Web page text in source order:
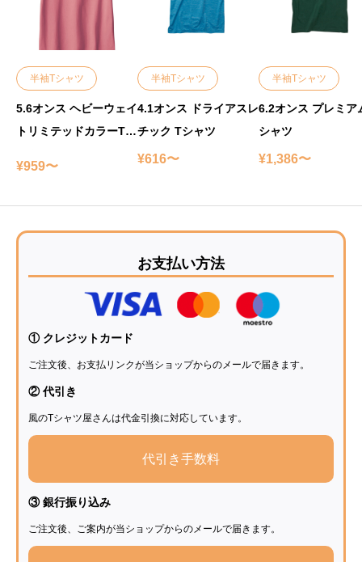
半袖Tシャツ
5.6オンス ヘビーウェイ
トリミテッドカラーTシ
¥959〜
半袖Tシャツ
4.1オンス ドライアスレ
チック Tシャツ
¥616〜
半袖Tシャツ
6.2オンス プレミア
シャツ
¥1,386〜
お支払い方法
① クレジットカード
ご注文後、お支払リンクが当ショップからのメールで届きます。
② 代引き
風のTシャツ屋さんは代金引換に対応しています。
代引き手数料
③ 銀行振り込み
ご注文後、ご案内が当ショップからのメールで届きます。